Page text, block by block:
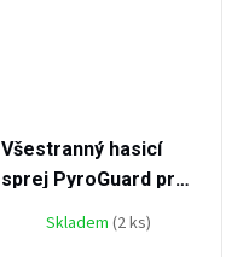
Všestranný hasicí
sprej PyroGuard pro
Skladem(2 ks)